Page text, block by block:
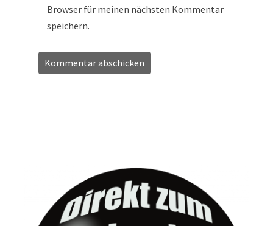
Browser für meinen nächsten Kommentar
speichern.